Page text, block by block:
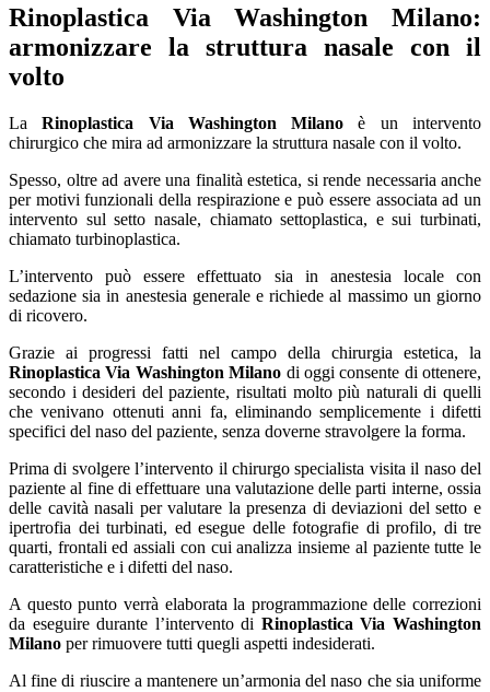
Rinoplastica Via Washington Milano:
armonizzare la struttura nasale con il
volto
LaRinoplastica Via Washington Milano è un intervento
chirurgico che mira ad armonizzare la struttura nasale con il volto.
Spesso, oltre ad avere una finalità estetica, si rende necessaria anche
per motivi funzionali della respirazione e può essere associata ad un
intervento sul setto nasale, chiamato settoplastica, e sui turbinati,
chiamato turbinoplastica.
L’intervento può essere effettuato sia in anestesia locale con
sedazione sia in anestesia generale e richiede al massimo un giorno
di ricovero.
Grazie ai progressi fatti nel campo della chirurgia estetica, la
Rinoplastica Via Washington Milano di oggi consente di ottenere,
secondo i desideri del paziente, risultati molto più naturali di quelli
che venivano ottenuti anni fa, eliminando semplicemente i difetti
specifici del naso del paziente, senza doverne stravolgere la forma.
Prima di svolgere l’intervento il chirurgo specialista visita il naso del
paziente al fine di effettuare una valutazione delle parti interne, ossia
delle cavità nasali per valutare la presenza di deviazioni del setto e
ipertrofia dei turbinati, ed esegue delle fotografie di profilo, di tre
quarti, frontali ed assiali con cui analizza insieme al paziente tutte le
caratteristiche e i difetti del naso.
A questo punto verrà elaborata la programmazione delle correzioni
da eseguire durante l’intervento di Rinoplastica Via Washington
Milano per rimuovere tutti quegli aspetti indesiderati.
Al fine di riuscire a mantenere un’armonia del naso che sia uniforme